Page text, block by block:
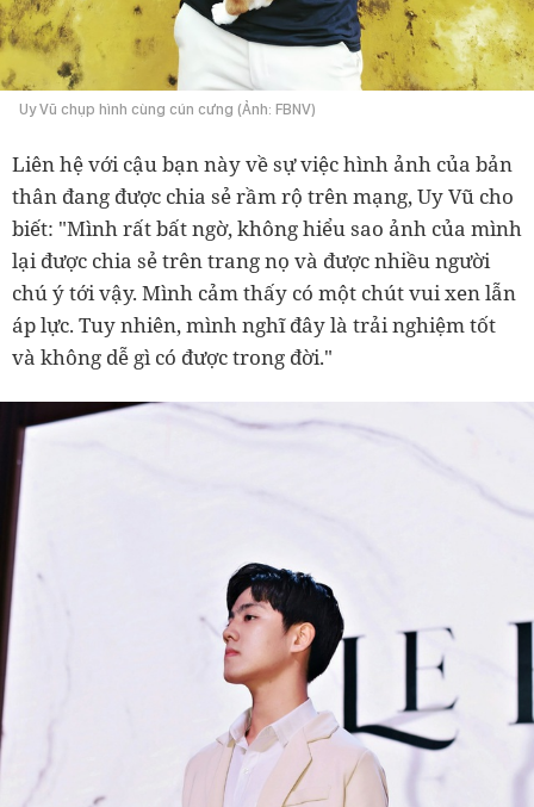
Uy Vũ chụp hình cùng cún cưng (Ảnh: FBNV)
Liên hệ với cậu bạn này về sự việc hình ảnh của bản
thân đang được chia sẻ rầm rộ trên mạng, Uy Vũ cho
biết: "Mình rất bất ngờ, không hiểu sao ảnh của mình
lại được chia sẻ trên trang nọ và được nhiều người
chú ý tới vậy. Mình cảm thấy có một chút vui xen lẫn
áp lực. Tuy nhiên, mình nghĩ đây là trải nghiệm tốt
và không dễ gì có được trong đời."